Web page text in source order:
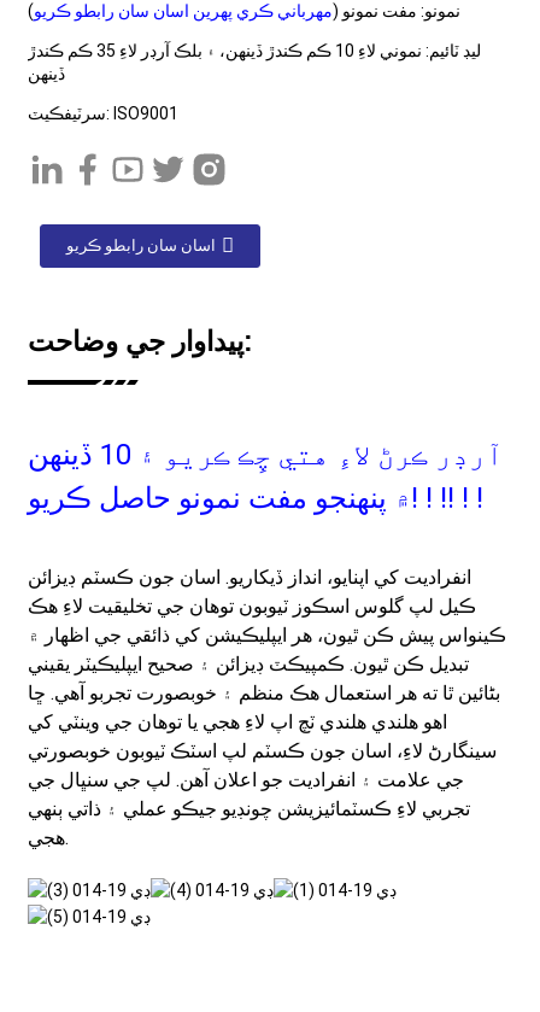
نمونو: مفت نمونو (مهرباني ڪري پهرين اسان سان رابطو ڪريو)
ليڊ ٽائيم: نموني لاءِ 10 ڪم ڪندڙ ڏينهن، ۽ بلڪ آرڊر لاءِ 35 ڪم ڪندڙ
ڏينهن
سرٽيفڪيٽ: ISO9001
اسان سان رابطو ڪريو
پيداوار جي وضاحت:
آرڊر ڪرڻ لاءِ هتي چِڪ ڪريو ۽ 10 ڏينهن
۾ پنهنجو مفت نمونو حاصل ڪريو! ! !! ! !
انفراديت کي اپنايو، انداز ڏيکاريو. اسان جون ڪسٽم ڊيزائن
ڪيل لپ گلوس اسڪوز ٽيوبون توهان جي تخليقيت لاءِ هڪ
ڪينواس پيش ڪن ٿيون، هر ايپليڪيشن کي ذائقي جي اظهار ۾
تبديل ڪن ٿيون. ڪمپيڪٽ ڊيزائن ۽ صحيح ايپليڪيٽر يقيني
بڻائين ٿا ته هر استعمال هڪ منظم ۽ خوبصورت تجربو آهي. ڇا
اهو هلندي هلندي ٽچ اپ لاءِ هجي يا توهان جي وينٽي کي
سينگارڻ لاءِ، اسان جون ڪسٽم لپ اسٽڪ ٽيوبون خوبصورتي
جي علامت ۽ انفراديت جو اعلان آهن. لپ جي سنڀال جي
تجربي لاءِ ڪسٽمائيزيشن چونڊيو جيڪو عملي ۽ ذاتي ٻنهي
هجي.